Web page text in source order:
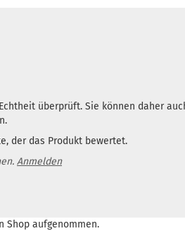
überprüft. Sie können daher
der das Produkt bewertet.
Anmelden
Shop aufgenommen.